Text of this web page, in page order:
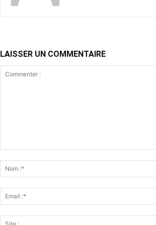
LAISSER UN COMMENTAIRE